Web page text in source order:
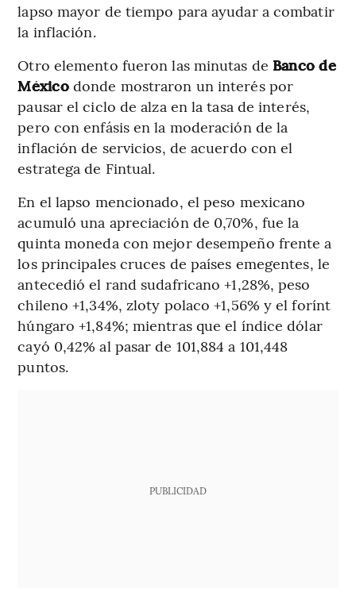
lapso mayor de tiempo para ayudar a combatir
la inflación.
Otro elemento fueron las minutas de Banco de
Méxicodonde mostraron un interés por
pausar el ciclo de alza en la tasa de interés,
pero con enfásis en la moderación de la
inflación de servicios, de acuerdo con el
estratega de Fintual.
En el lapso mencionado, el peso mexicano
acumuló una apreciación de 0,70%, fue la
quinta moneda con mejor desempeño frente a
los principales cruces de países emegentes, le
antecedió el rand sudafricano +1,28%, peso
chileno +1,34%, zloty polaco +1,56% y el forínt
húngaro +1,84%; mientras que el índice dólar
cayó 0,42% al pasar de 101,884 a 101,448
puntos.
PUBLICIDAD